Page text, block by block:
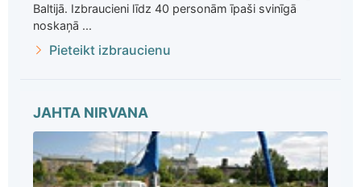
Baltijā. Izbraucieni līdz 40 personām īpaši svinīgā
noskaņā ...
Pieteikt izbraucienu
JAHTA NIRVANA